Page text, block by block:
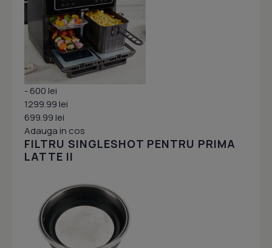
- 600 lei
1299.99 lei
699.99 lei
Adauga in cos
FILTRU SINGLESHOT PENTRU PRIMA
LATTE II